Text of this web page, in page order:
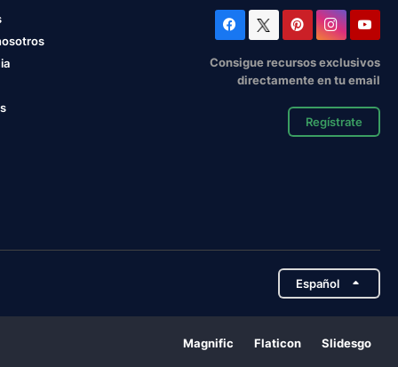
Consigue recursos exclusivos
directamente en tu email
Regístrate
Español
Magnific Flaticon Slidesgo